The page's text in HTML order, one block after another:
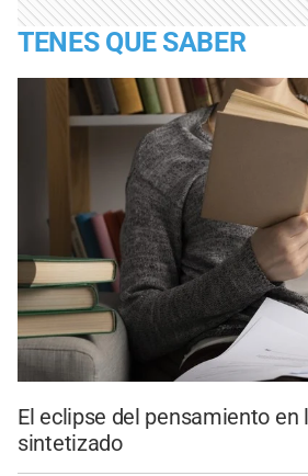
TENES QUE SABER
El eclipse del pensamiento en
sintetizado